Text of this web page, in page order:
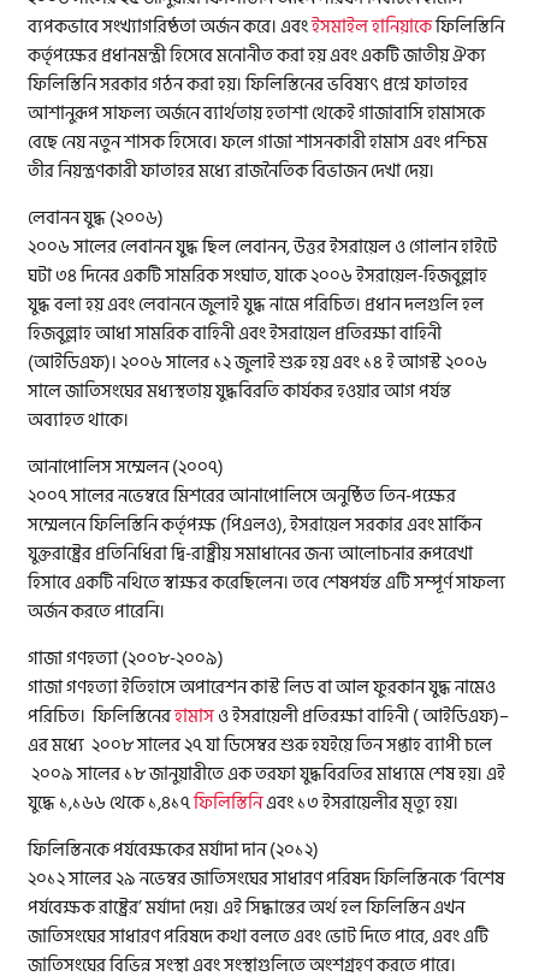
ব্যপকভাবে সংখ্যাগরিষ্ঠতা অর্জন করে। এবংইসমাইল হানিয়াকেফিলিস্তিনি
কর্তৃপক্ষের প্রধানমন্ত্রী হিসেবে মনোনীত করা হয় এবং একটি জাতীয় ঐক্য
ফিলিস্তিনি সরকার গঠন করা হয়। ফিলিস্তিনের ভবিষ্যৎ প্রশ্নে ফাতাহর
আশানুরূপ সাফল্য অর্জনে ব্যার্থতায় হতাশা থেকেই গাজাবাসি হামাসকে
বেছে নেয় নতুন শাসক হিসেবে। ফলে গাজা শাসনকারী হামাস এবং পশ্চিম
তীর নিয়ন্ত্রণকারী ফাতাহর মধ্যে রাজনৈতিক বিভাজন দেখা দেয়।
লেবানন যুদ্ধ (২০০৬)
২০০৬ সালের লেবানন যুদ্ধ ছিল লেবানন, উত্তর ইসরায়েল ও গোলান হাইটে
ঘটা ৩৪ দিনের একটি সামরিক সংঘাত, যাকে ২০০৬ ইসরায়েল-হিজবুল্লাহ
যুদ্ধ বলা হয় এবং লেবাননে জুলাই যুদ্ধ নামে পরিচিত। প্রধান দলগুলি হল
হিজবুল্লাহ আধা সামরিক বাহিনী এবং ইসরায়েল প্রতিরক্ষা বাহিনী
(আইডিএফ)। ২০০৬ সালের ১২ জুলাই শুরু হয় এবং ১৪ ই আগস্ট ২০০৬
সালে জাতিসংঘের মধ্যস্থতায় যুদ্ধবিরতি কার্যকর হওয়ার আগ পর্যন্ত
অব্যাহত থাকে।
আনাপোলিস সম্মেলন (২০০৭)
২০০৭ সালের নভেম্বরে মিশরের আনাপোলিসে অনুষ্ঠিত তিন-পক্ষের
সম্মেলনে ফিলিস্তিনি কর্তৃপক্ষ (পিএলও), ইসরায়েল সরকার এবং মার্কিন
যুক্তরাষ্ট্রের প্রতিনিধিরা দ্বি-রাষ্ট্রীয় সমাধানের জন্য আলোচনার রূপরেখা
হিসাবে একটি নথিতে স্বাক্ষর করেছিলেন। তবে শেষপর্যন্ত এটি সম্পূর্ণ সাফল্য
অর্জন করতে পারেনি।
গাজা গণহত্যা (২০০৮-২০০৯)
গাজা গণহত্যা ইতিহাসে অপারেশন কাস্ট লিড বা আল ফুরকান যুদ্ধ নামেও
পরিচিত। ফিলিস্তিনেরহামাসও ইসরায়েলী প্রতিরক্ষা বাহিনী ( আইডিএফ)–
এর মধ্যে ২০০৮ সালের ২৭ যা ডিসেম্বর শুরু হযইয়ে তিন সপ্তাহ ব্যাপী চলে
২০০৯ সালের ১৮ জানুয়ারীতে এক তরফা যুদ্ধবিরতির মাধ্যমে শেষ হয়। এই
যুদ্ধে ১,১৬৬ থেকে ১,৪১৭ফিলিস্তিনিএবং ১৩ ইসরায়েলীর মৃত্যু হয়।
ফিলিস্তিনকে পর্যবেক্ষকের মর্যাদা দান (২০১২)
২০১২ সালের ২৯ নভেম্বর জাতিসংঘের সাধারণ পরিষদ ফিলিস্তিনকে ‘বিশেষ
পর্যবেক্ষক রাষ্ট্রের’ মর্যাদা দেয়। এই সিদ্ধান্তের অর্থ হল ফিলিস্তিন এখন
জাতিসংঘের সাধারণ পরিষদে কথা বলতে এবং ভোট দিতে পারে, এবং এটি
জাতিসংঘের বিভিন্ন সংস্থা এবং সংস্থাগুলিতে অংশগ্রহণ করতে পারে।